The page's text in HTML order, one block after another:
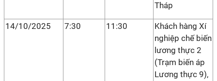
Tháp
14/10/2025 7:30 11:30
Khách hàng Xí
nghiệp chế biến
lương thực 2
(Trạm biến áp
Lương thực 9),